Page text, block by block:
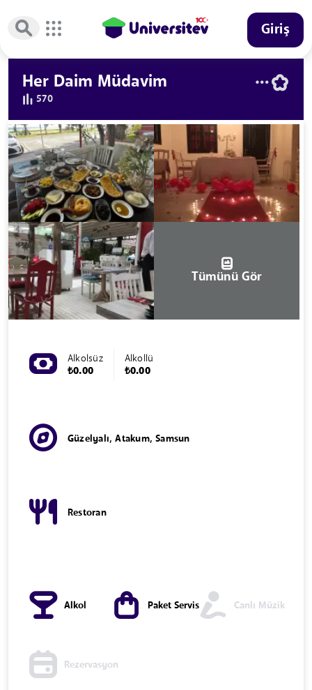
Giriş
Her Daim Müdavim
570
Tümünü Gör
Alkolsüz
₺0.00
Alkollü
₺0.00
Güzelyalı, Atakum, Samsun
Restoran
Alkol Paket Servis Canlı Müzik
Rezervasyon